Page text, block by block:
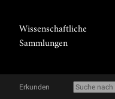
Wissenschaftliche
Sammlungen
Erkunden